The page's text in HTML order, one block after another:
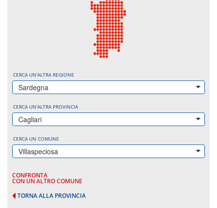
CERCA UN'ALTRA REGIONE
Sardegna
CERCA UN'ALTRA PROVINCIA
Cagliari
CERCA UN COMUNE
Villaspeciosa
CONFRONTA
CON UN ALTRO COMUNE
TORNA ALLA PROVINCIA